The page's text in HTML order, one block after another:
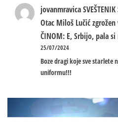
jovanmravica
Otac Miloš Lučić
ČINOM: E, Srbijo, pala
25/07/2024
Boze dragi koje sve starlete
uniformu!!!